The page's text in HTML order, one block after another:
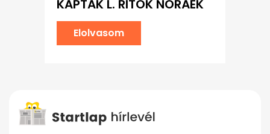
KAPTAK L. RITÓK NÓRÁÉK
Elolvasom